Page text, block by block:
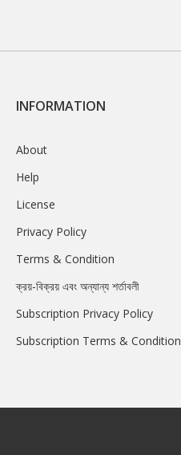
INFORMATION
About
Help
License
Privacy Policy
Terms & Condition
ক্রয়-বিক্রয় এবং অন্যান্য শর্তাবলী
Subscription Privacy Policy
Subscription Terms & Condition